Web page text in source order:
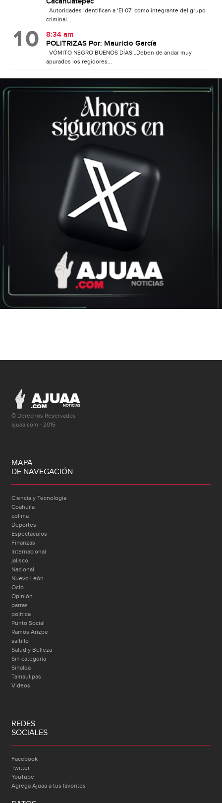
Autoridades identifican a ‘El 07’ como integrante del grupo
criminal...
8:34 am
POLITRIZAS Por: Mauricio García
VÓMITO NEGRO BUENOS DÍAS…Deben de andar muy
apurados los regidores...
© Derechos Reservados
ajuaa.com - 2015
MAPA
DE NAVEGACIÓN
Ciencia y Tecnología
Coahuila
colima
Deportes
Espectáculos
Finanzas
Internacional
jalisco
Nacional
Nuevo León
Ocio
Opinión
parras
politica
Punto Social
Ramos Arizpe
saltillo
Salud y Belleza
Sin categoría
Sinaloa
Tamaulipas
Videos
REDES
SOCIALES
Facebook
Twitter
YouTube
Agrega Ajuaa a tus favoritos